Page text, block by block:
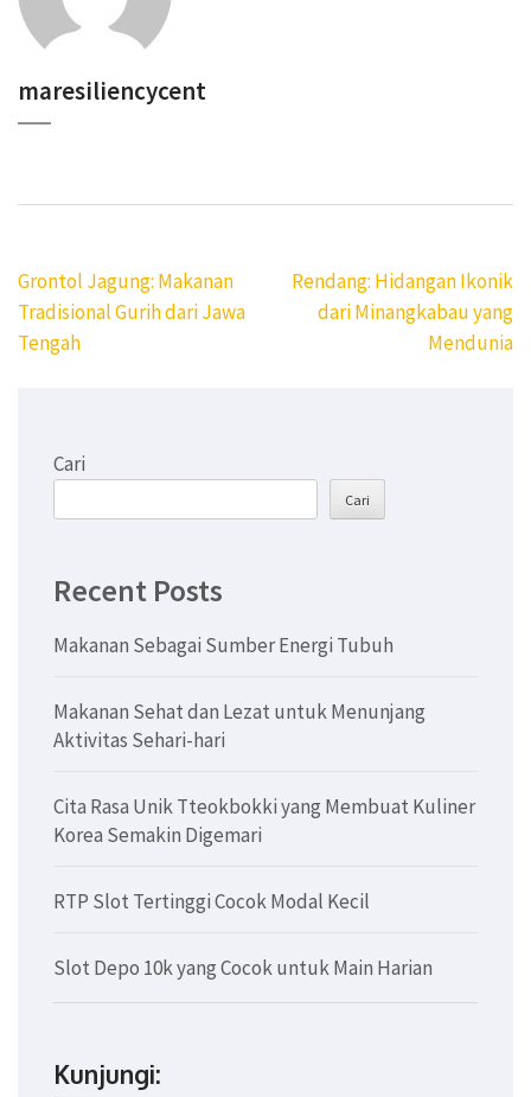
maresiliencycent
Navigasi
pos
Grontol Jagung: Makanan
Tradisional Gurih dari Jawa
Tengah
Rendang: Hidangan Ikonik
dari Minangkabau yang
Mendunia
Cari
Cari
Recent Posts
Makanan Sebagai Sumber Energi Tubuh
Makanan Sehat dan Lezat untuk Menunjang
Aktivitas Sehari-hari
Cita Rasa Unik Tteokbokki yang Membuat Kuliner
Korea Semakin Digemari
RTP Slot Tertinggi Cocok Modal Kecil
Slot Depo 10k yang Cocok untuk Main Harian
Kunjungi: